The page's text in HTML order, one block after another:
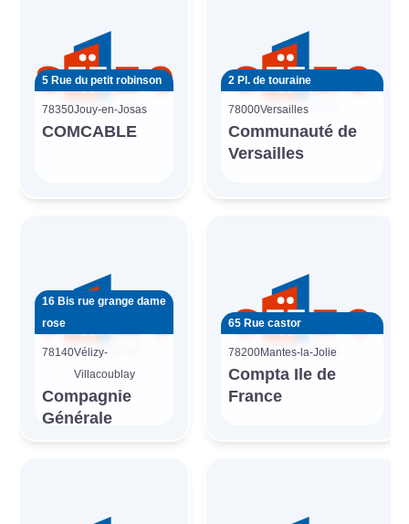
5 Rue du petit robinson
78350Jouy-en-Josas
COMCABLE
2 Pl. de touraine
78000Versailles
Communauté de
Versailles
16 Bis rue grange dame
rose
78140Vélizy-
Villacoublay
Compagnie
Générale
65 Rue castor
78200Mantes-la-Jolie
Compta Ile de
France